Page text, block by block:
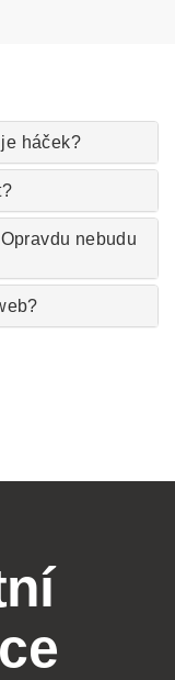
háček?
nebudu